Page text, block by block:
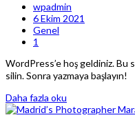
wpadmin
6 Ekim 2021
Genel
1
WordPress’e hoş geldiniz. Bu
silin. Sonra yazmaya başlayın!
Daha fazla oku